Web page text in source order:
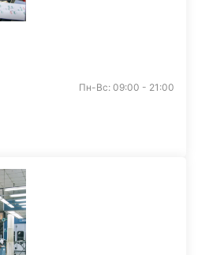
Пн-Вс: 09:00 - 21:00